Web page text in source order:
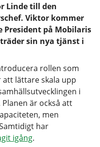
Linde till den
Viktor kommer
President på Mobilaris
sin nya tjänst i
rollen som
lättare skala upp
i
är också att
men
har
igång.